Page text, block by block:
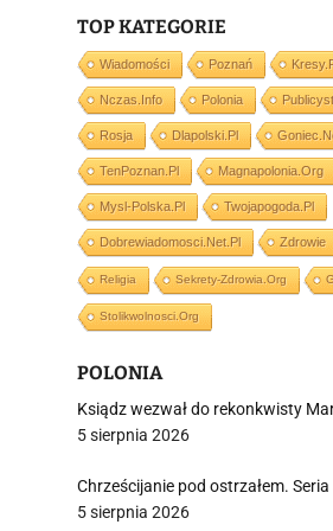
TOP KATEGORIE
Wiadomości Poznań
Nczas.info Polonia
Rosja Dlapolski.pl
TenPoznan.pl Magnapolonia.org
Mysl-Polska.pl Twojapogoda.pl
Dobrewiadomosci.net.pl Zdrowie
Religia Sekrety-Zdrowia.org
Stolikwolnosci.org
POLONIA
Ksiądz wezwał do rekonkwisty
5 sierpnia 2026
Chrześcijanie pod ostrzałem.
5 sierpnia 2026